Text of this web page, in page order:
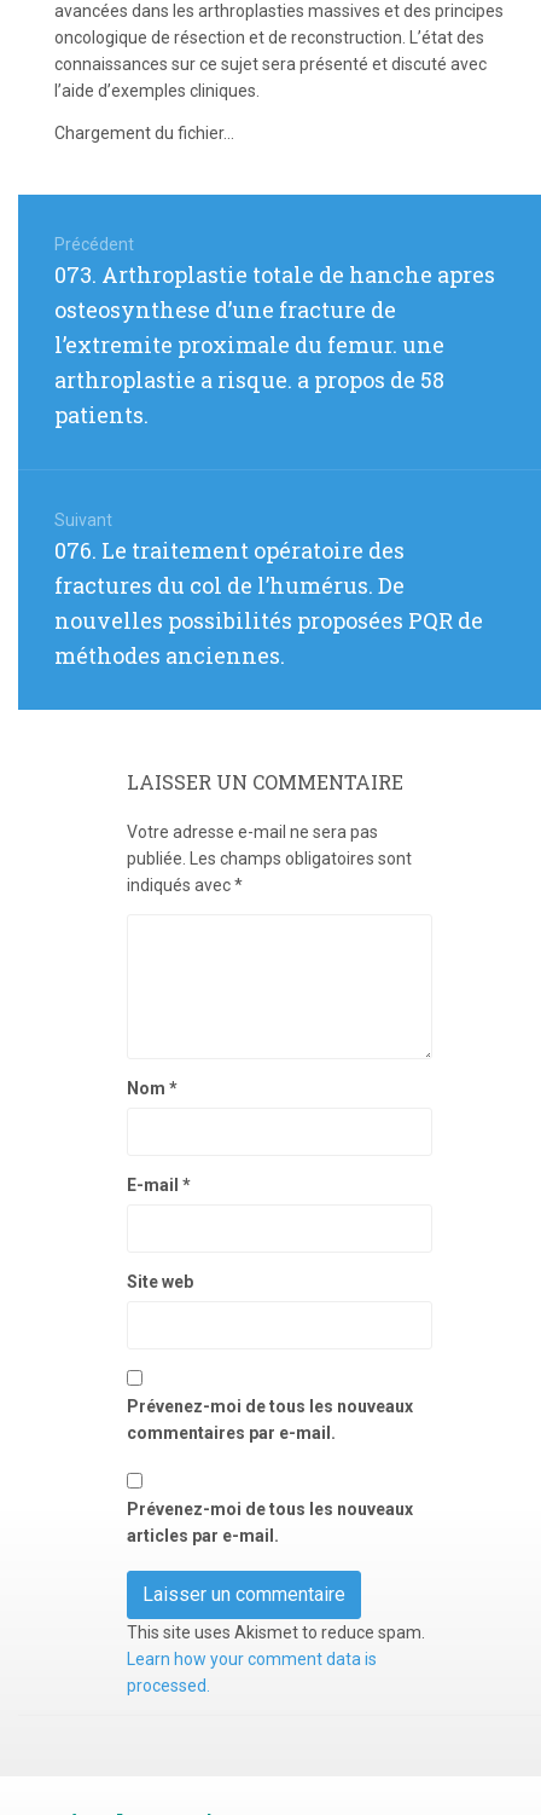
avancées dans les arthroplasties massives et des principes
oncologique de résection et de reconstruction. L’état des
connaissances sur ce sujet sera présenté et discuté avec
l’aide d’exemples cliniques.
Chargement du fichier...
de
l’article
Précédent
Article
073. Arthroplastie totale de hanche apres
osteosynthese d’une fracture de
l’extremite proximale du femur. une
arthroplastie a risque. a propos de 58
patients.
Suivant
Article
:
076. Le traitement opératoire des
fractures du col de l’humérus. De
nouvelles possibilités proposées PQR de
méthodes anciennes.
LAISSER UN COMMENTAIRE
Votre adresse e-mail ne sera pas
publiée.
Les champs obligatoires sont
indiqués avec*
Nom *
E-mail *
Site web
Prévenez-moi de tous les nouveaux
commentaires par e-mail.
Prévenez-moi de tous les nouveaux
articles par e-mail.
This site uses Akismet to reduce spam.
Learn how your comment data is
processed.